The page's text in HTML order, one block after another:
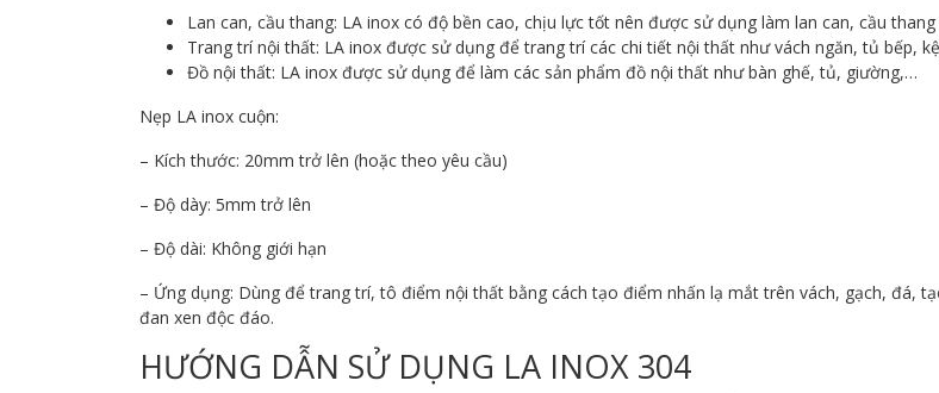
Lan can, cầu thang: LA inox có độ bền cao, chịu lực tốt nên được sử dụng làm lan can, cầu
Trang trí nội thất: LA inox được sử dụng để trang trí các chi tiết nội thất như vách ngăn, tủ bếp,
Đồ nội thất: LA inox được sử dụng để làm các sản phẩm đồ nội thất như bàn ghế, tủ, giường,…
Nẹp LA inox cuộn:
– Kích thước: 20mm trở lên (hoặc theo yêu cầu)
– Độ dày: 5mm trở lên
– Độ dài: Không giới hạn
– Ứng dụng: Dùng để trang trí, tô điểm nội thất bằng cách tạo điểm nhấn lạ mắt trên vách, gạch, đá,
đan xen độc đáo.
HƯỚNG DẪN SỬ DỤNG LA INOX 304